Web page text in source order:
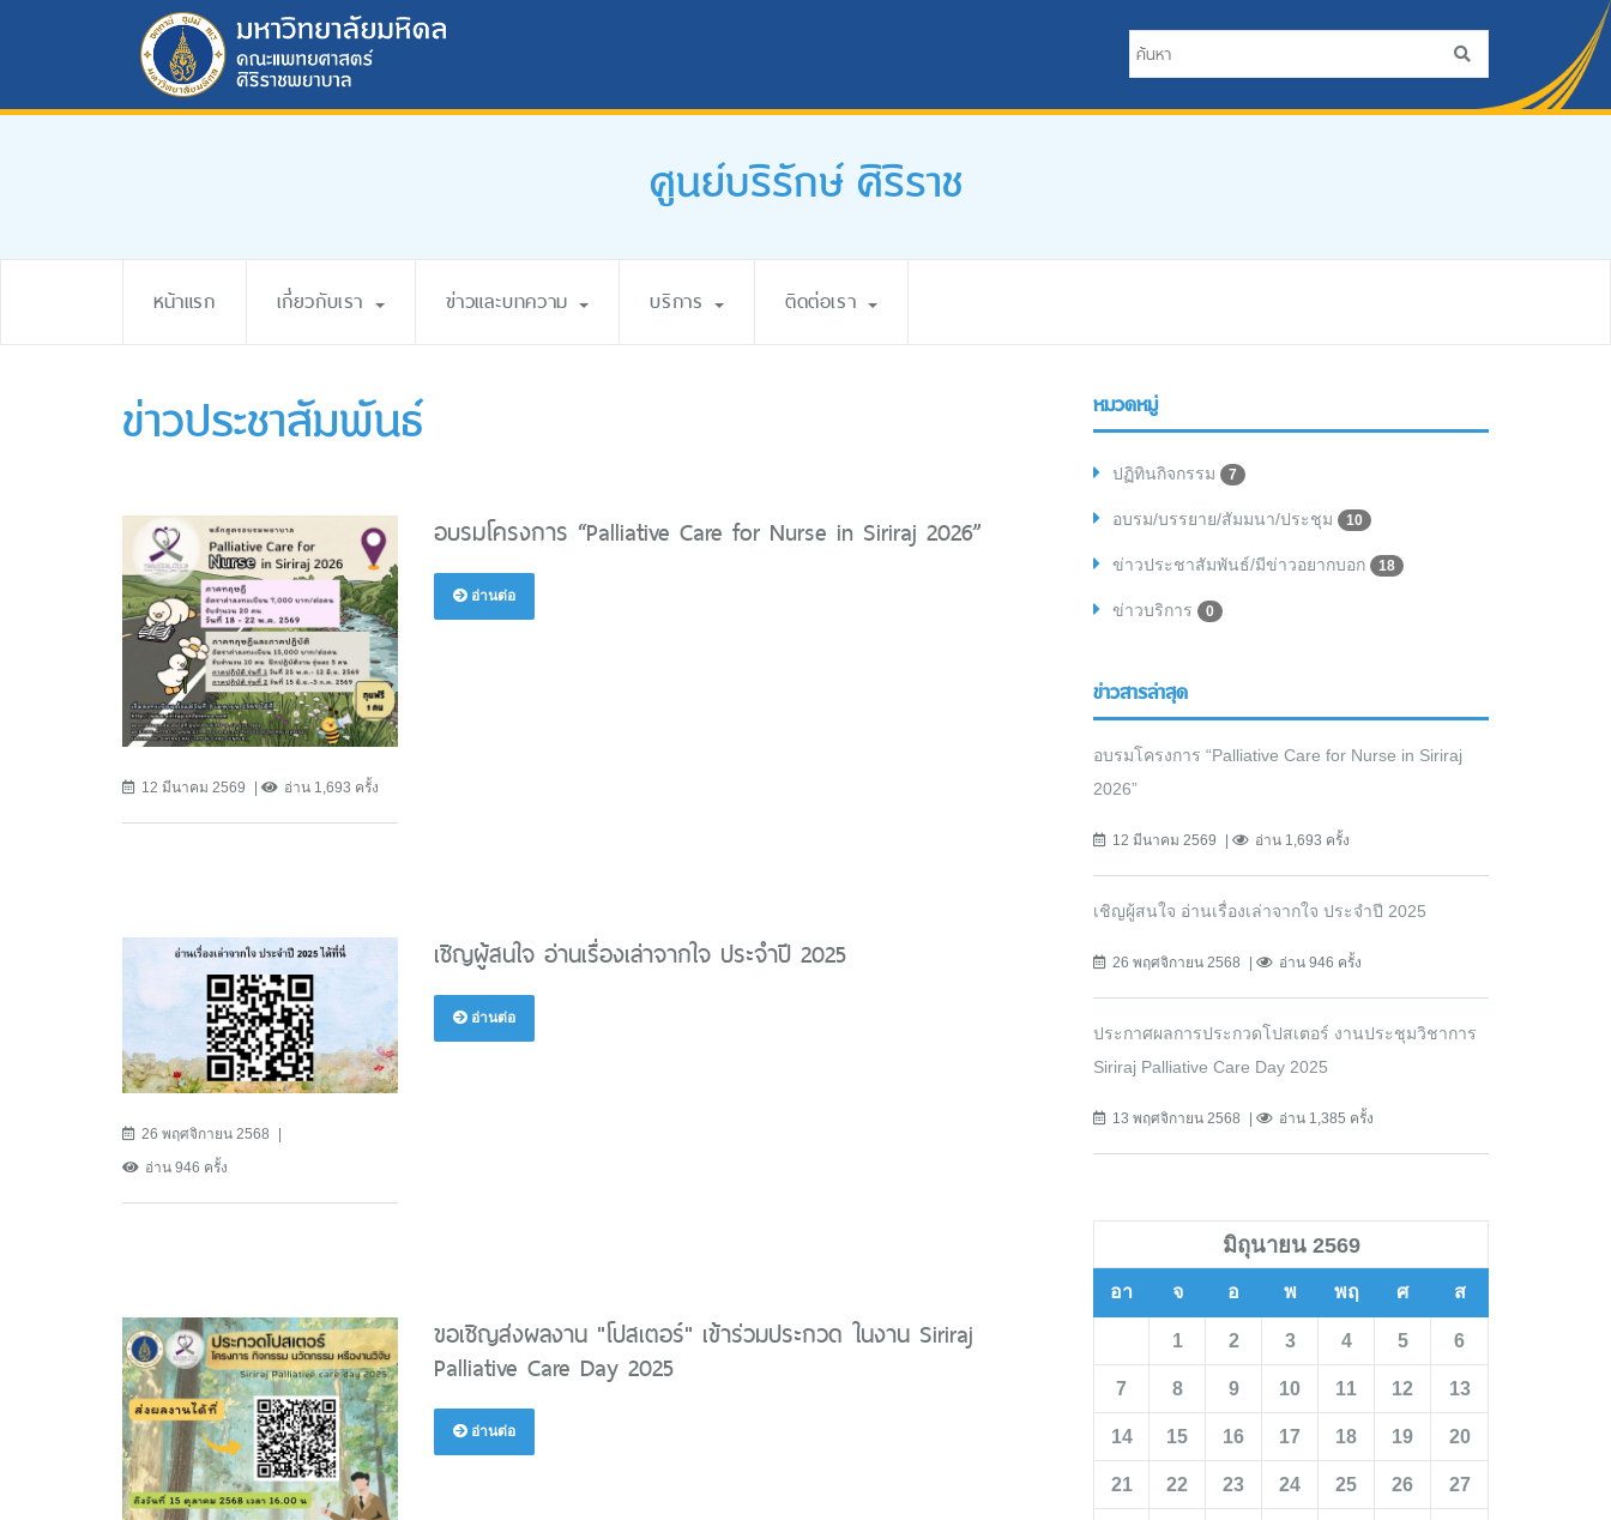
ศูนย์บริรักษ์ ศิริราช
หน้าแรก เกี่ยวกับเรา ข่าวและบทความ บริการ ติดต่อเรา
ข่าวประชาสัมพันธ์
12 มีนาคม 2569 อ่าน 1,693 ครั้ง
อบรมโครงการ “Palliative Care for Nurse in Siriraj 2026”
อ่านต่อ
26 พฤศจิกายน 2568
อ่าน 946 ครั้ง
เชิญผู้สนใจ อ่านเรื่องเล่าจากใจ ประจำปี 2025
อ่านต่อ
ขอเชิญส่งผลงาน "โปสเตอร์" เข้าร่วมประกวด ในงาน Siriraj
Palliative Care Day 2025
อ่านต่อ
หมวดหมู่
ปฏิทินกิจกรรม 7
อบรม/บรรยาย/สัมมนา/ประชุม 10
ข่าวประชาสัมพันธ์/มีข่าวอยากบอก 18
ข่าวบริการ 0
ข่าวสารล่าสุด
อบรมโครงการ “Palliative Care for Nurse in Siriraj
2026”
12 มีนาคม 2569 อ่าน 1,693 ครั้ง
เชิญผู้สนใจ อ่านเรื่องเล่าจากใจ ประจำปี 2025
26 พฤศจิกายน 2568 อ่าน 946 ครั้ง
ประกาศผลการประกวดโปสเตอร์ งานประชุมวิชาการ
Siriraj Palliative Care Day 2025
13 พฤศจิกายน 2568 อ่าน 1,385 ครั้ง
มิถุนายน 2569
อา จ อ พ พฤ ศ ส
1 2 3 4 5 6
7 8 9 10 11 12 13
14 15 16 17 18 19 20
21 22 23 24 25 26 27